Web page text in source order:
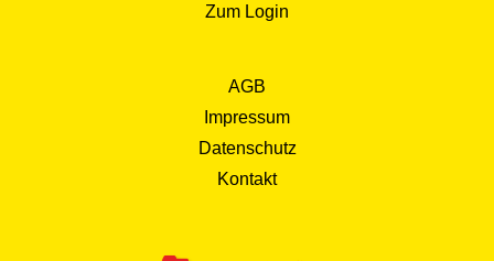
Zum Login
AGB
Impressum
Datenschutz
Kontakt